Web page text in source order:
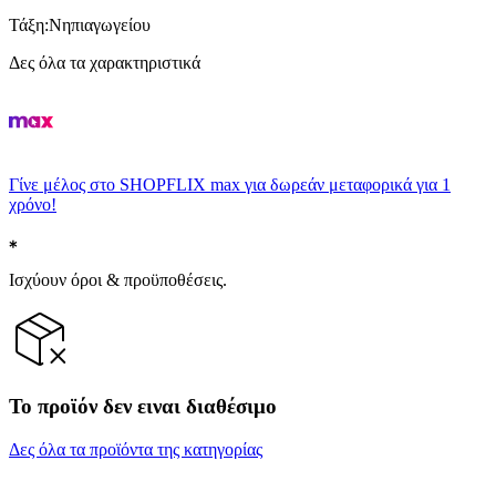
Τάξη:Νηπιαγωγείου
Δες όλα τα χαρακτηριστικά
Γίνε μέλος στο SHOPFLIX max για δωρεάν μεταφορικά για 1
χρόνο!
Ισχύουν όροι & προϋποθέσεις.
Το προϊόν δεν ειναι διαθέσιμο
Δες όλα τα προϊόντα της κατηγορίας